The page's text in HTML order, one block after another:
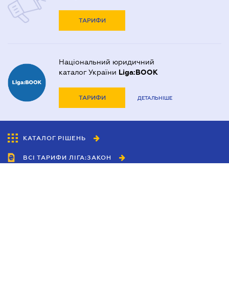
ТАРИФИ
Національний юридичний
каталог України Liga:BOOK
ТАРИФИ ДЕТАЛЬНІШЕ
КАТАЛОГ РІШЕНЬ
ВСІ ТАРИФИ ЛІГА:ЗАКОН